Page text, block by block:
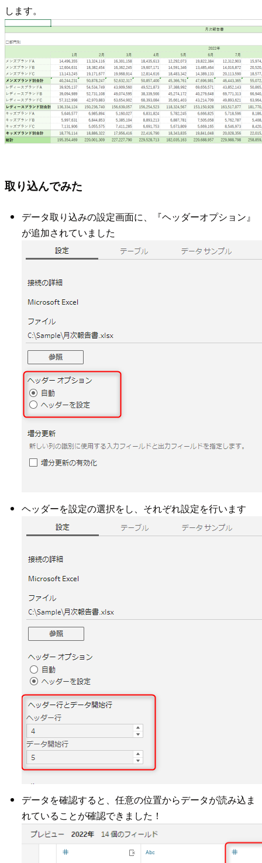
します。
取り込んでみた
データ取り込みの設定画面に、『ヘッダーオプション』
が追加されていました
ヘッダーを設定の選択をし、それぞれ設定を行います
データを確認すると、任意の位置からデータが読み込ま
れていることが確認できました！